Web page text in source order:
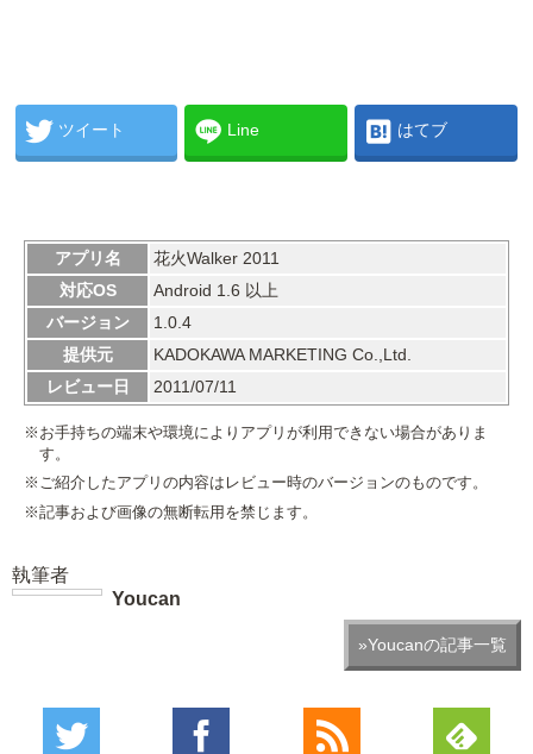
ツイート Line はてブ
アプリ名
花火Walker 2011
対応OS
Android 1.6 以上
バージョン
1.0.4
提供元
KADOKAWA MARKETING Co.,Ltd.
レビュー日
2011/07/11
※お手持ちの端末や環境によりアプリが利用できない場合がありま
す。
※ご紹介したアプリの内容はレビュー時のバージョンのものです。
※記事および画像の無断転用を禁じます。
執筆者
Youcan
»Youcanの記事一覧